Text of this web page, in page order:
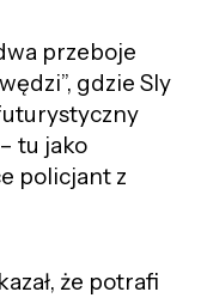
przeboje
gdzie Sly
tu jako
policjant z
że potrafi